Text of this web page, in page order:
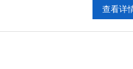
查看详